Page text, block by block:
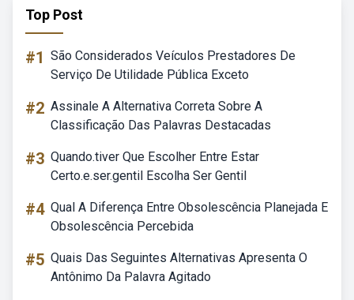
Top Post
#1 São Considerados Veículos Prestadores De
Serviço De Utilidade Pública Exceto
#2 Assinale A Alternativa Correta Sobre A
Classificação Das Palavras Destacadas
#3 Quando.tiver Que Escolher Entre Estar
Certo.e.ser.gentil Escolha Ser Gentil
#4 Qual A Diferença Entre Obsolescência Planejada E
Obsolescência Percebida
#5 Quais Das Seguintes Alternativas Apresenta O
Antônimo Da Palavra Agitado